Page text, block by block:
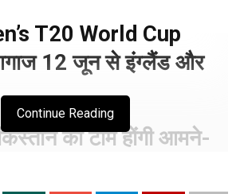
T20 World Cup
12 जून से इंग्लैंड और
की टीमें होंगी आमने-
Continue Reading